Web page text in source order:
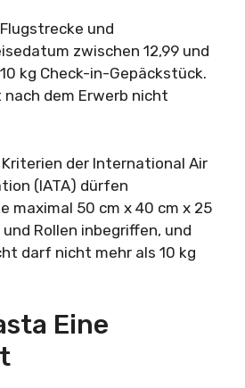
und
zwischen 12,99 und
kg Check-in-Gepäckstück.
dem Erwerb nicht
der International Air
(IATA) dürfen
maximal 50 cm x 40 cm x 25
Rollen inbegriffen, und
darf nicht mehr als 10 kg
Eine